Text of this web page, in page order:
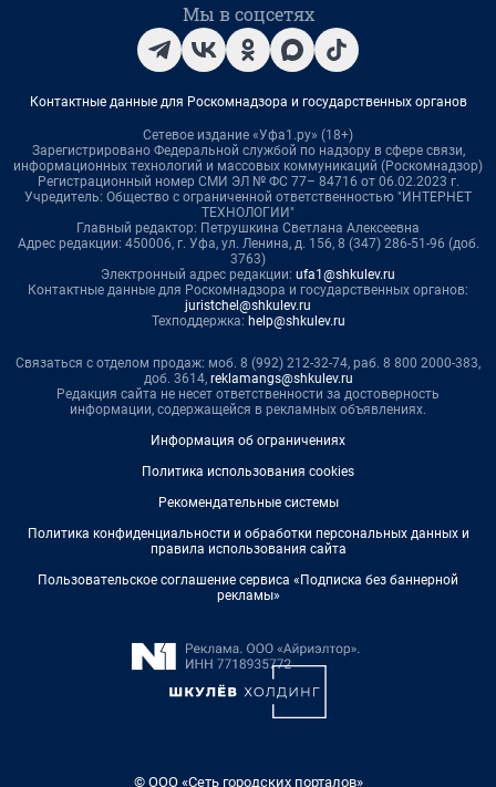
Мы в соцсетях
Контактные данные для Роскомнадзора и государственных органов
Сетевое издание «Уфа1.ру» (18+)
Зарегистрировано Федеральной службой по надзору в сфере связи,
информационных технологий и массовых коммуникаций (Роскомнадзор)
Регистрационный номер СМИ ЭЛ № ФС 77– 84716 от 06.02.2023 г.
Учредитель: Общество с ограниченной ответственностью "ИНТЕРНЕТ
ТЕХНОЛОГИИ"
Главный редактор: Петрушкина Светлана Алексеевна
Адрес редакции: 450006, г. Уфа, ул. Ленина, д. 156, 8 (347) 286-51-96 (доб.
3763)
Электронный адрес редакции: ufa1@shkulev.ru
Контактные данные для Роскомнадзора и государственных органов:
juristchel@shkulev.ru
Техподдержка: help@shkulev.ru
Связаться с отделом продаж: моб. 8 (992) 212-32-74, раб. 8 800 2000-383,
доб. 3614, reklamangs@shkulev.ru
Редакция сайта не несет ответственности за достоверность
информации, содержащейся в рекламных объявлениях.
Информация об ограничениях
Политика использования cookies
Рекомендательные системы
Политика конфиденциальности и обработки персональных данных и
правила использования сайта
Пользовательское соглашение сервиса «Подписка без баннерной
рекламы»
© ООО «Сеть городских порталов»